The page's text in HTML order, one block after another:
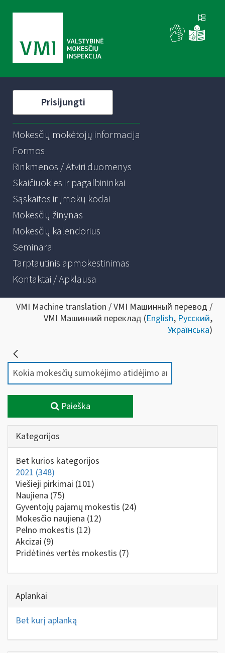
Prisijungti
Mokesčių mokėtojų informacija
Formos
Rinkmenos / Atviri duomenys
Skaičiuoklės ir pagalbininkai
Sąskaitos ir įmokų kodai
Mokesčių žinynas
Mokesčių kalendorius
Seminarai
Tarptautinis apmokestinimas
Kontaktai / Apklausa
VMI Machine translation / VMI Машинный перевод /
VMI Машинний переклад (English, Русский,
Українська)
Paieška
Kategorijos
Bet kurios kategorijos
2021 (348)
Viešieji pirkimai (101)
Naujiena (75)
Gyventojų pajamų mokestis (24)
Mokesčio naujiena (12)
Pelno mokestis (12)
Akcizai (9)
Pridėtinės vertės mokestis (7)
Aplankai
Bet kurį aplanką